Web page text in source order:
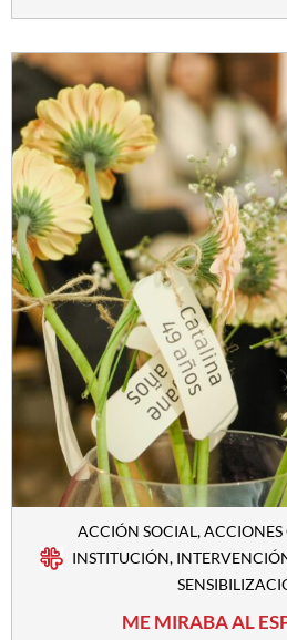
ACCIÓN SOCIAL,
INSTITUCIÓN,
ME MIRABA AL